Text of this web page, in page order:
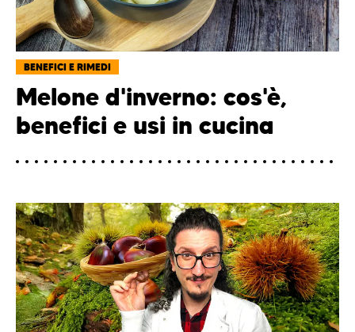
BENEFICI E RIMEDI
Melone d'inverno: cos'è,
benefici e usi in cucina